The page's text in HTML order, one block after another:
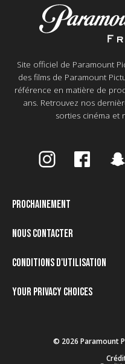
Site officiel de Paramount
des films de Paramount
référence en matière de
ans. Retrouvez nos
sorties cinéma et
PROCHAINEMENT
NOUS CONTACTER
CONDITIONS D'UTILISATION
YOUR PRIVACY CHOICES
© 2026 Paramount